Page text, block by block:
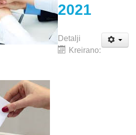
2021
Detalji
Kreirano: